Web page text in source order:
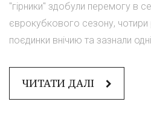
"гірники" здобули перемогу в
єврокубкового сезону,
поєдинки внічию та зазнали
ЧИТАТИ ДАЛІ